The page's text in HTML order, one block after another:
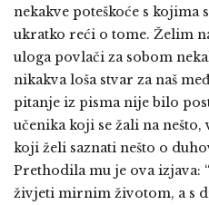
nekakve poteškoće s
ukratko reći o tome. Želim
uloga povlači za sobom
nikakva loša stvar za naš
pitanje iz pisma nije bilo
učenika koji se žali na
koji želi saznati nešto o
Prethodila mu je ova izjava:
živjeti mirnim životom, a s